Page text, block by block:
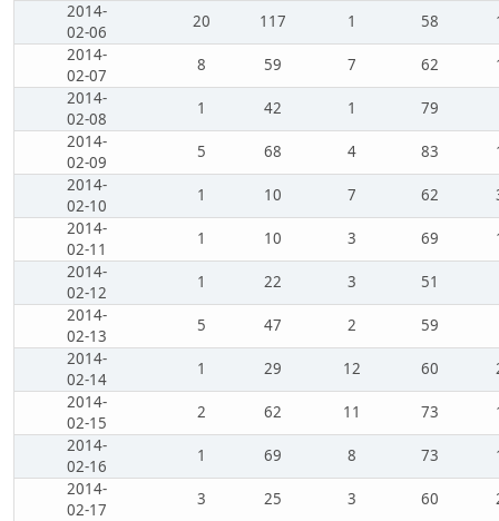
2014-
02-06
20 117 1 58
2014-
02-07
8 59 7 62
2014-
02-08
1 42 1
79
2014-
02-09
5 68 4 83
2014-
02-10
1 10 7 62
2014-
02-11
1 10 3 69
2014-
02-12
1 22 3
51
2014-
02-13
5 47 2
59
2014-
02-14
1 29 12 60
2014-
02-15
2 62 11 73
2014-
02-16
1 69 8 73
2014-
02-17
3 25 3 60